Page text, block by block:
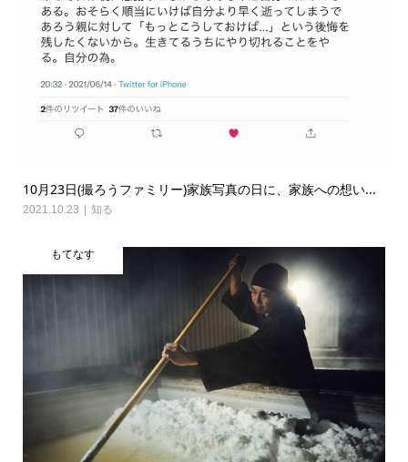
10月23日(撮ろうファミリー)家族写真の日に、家族への想い...
2021.10.23 知る
もてなす